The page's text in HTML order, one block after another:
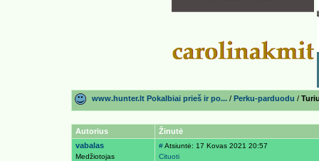
www.hunter.lt Pokalbiai prieš ir po... / Perku-parduodu /
Autorius
Žinutė
vabalas
Medžiotojas
#Atsiuntė: 17 Kovas 2021 20:57
Cituoti